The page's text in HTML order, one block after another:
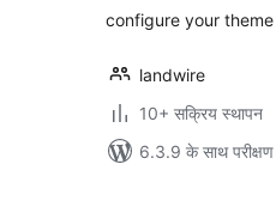
configure your theme
landwire
10+ सक्रिय स्थापन
6.3.9 के साथ परीक्षण